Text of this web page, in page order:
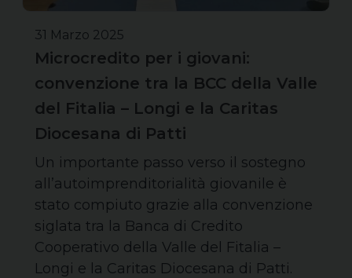
31 Marzo 2025
Microcredito per i giovani:
convenzione tra la BCC della Valle
del Fitalia – Longi e la Caritas
Diocesana di Patti
Un importante passo verso il sostegno
all’autoimprenditorialità giovanile è
stato compiuto grazie alla convenzione
siglata tra la Banca di Credito
Cooperativo della Valle del Fitalia –
Longi e la Caritas Diocesana di Patti.